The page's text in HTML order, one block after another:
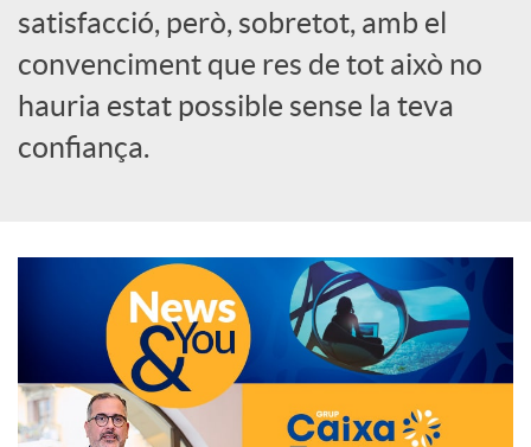
c
i
l
s
satisfacció, però, sobretot, amb el
convenciment que res de tot això no
hauria estat possible sense la teva
confiança.